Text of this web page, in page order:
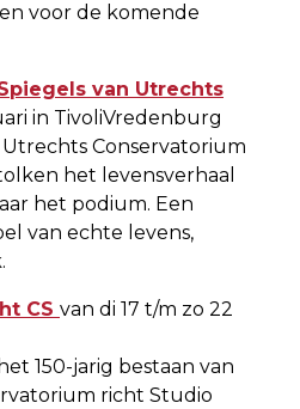
voor de komende
van Utrechts
in TivoliVredenburg
Conservatorium
het levensverhaal
het podium. Een
van echte levens,
CS van di 17 t/m zo 22
150-jarig bestaan van
richt Studio